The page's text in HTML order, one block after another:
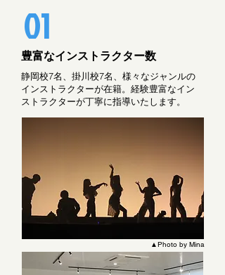
01
豊富なインストラクター数
静岡校7名、掛川校7名、様々なジャンルの
インストラクターが在籍。経験豊富なイン
ストラクターが丁寧に指導いたします。
▲Photo by Mina